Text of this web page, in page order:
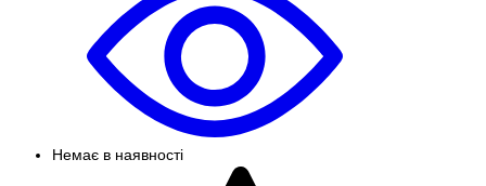
Немає в наявності